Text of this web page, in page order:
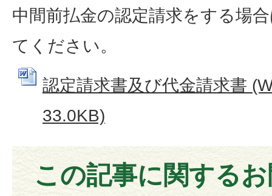
中間前払金の認定請求をする場
てください。
認定請求書及び代金請求書
33.0KB)
この記事に関する